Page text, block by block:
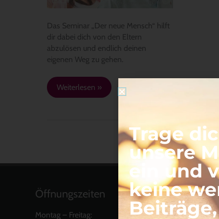
Das Seminar „Der neue Mensch“ hilft
dir dabei dich von den Eltern
abzulösen und endlich deinen
eigenen Weg zu gehen.
Seminares
Weiterlesen »
Öffnungszeiten
Montag – Freitag:
Trage
unsere
ein und
keine